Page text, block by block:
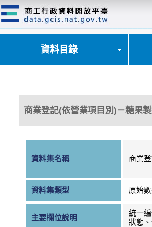
資料目錄
商業登記(依營業項目別)－糖果
資料集名稱 商業
資料集類型 原始
主要欄位說明
統一
狀態